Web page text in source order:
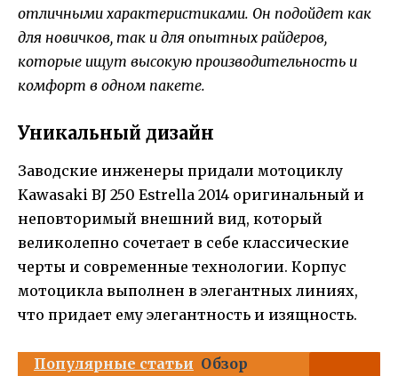
отличными характеристиками. Он подойдет как
для новичков, так и для опытных райдеров,
которые ищут высокую производительность и
комфорт в одном пакете.
Уникальный дизайн
Заводские инженеры придали мотоциклу
Kawasaki BJ 250 Estrella 2014 оригинальный и
неповторимый внешний вид, который
великолепно сочетает в себе классические
черты и современные технологии. Корпус
мотоцикла выполнен в элегантных линиях,
что придает ему элегантность и изящность.
Популярные статьи Обзор